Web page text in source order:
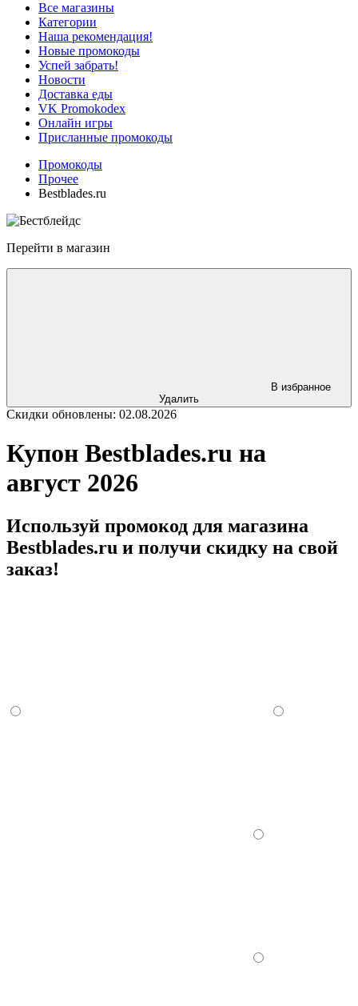
Все магазины
Категории
Наша рекомендация!
Новые промокоды
Успей забрать!
Новости
Доставка еды
VK Promokodex
Онлайн игры
Присланные промокоды
Промокоды
Прочее
Bestblades.ru
Перейти в магазин
В избранное
Удалить
Скидки обновлены: 02.08.2026
Купон Bestblades.ru на
август 2026
Используй промокод для магазина
Bestblades.ru и получи скидку на свой
заказ!